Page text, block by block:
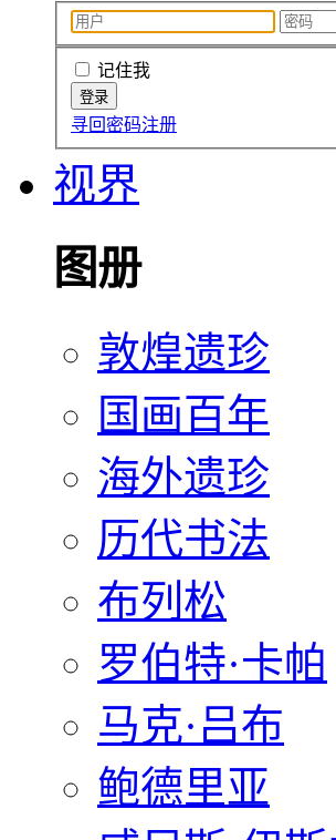
记住我
寻回密码注册
视界
图册
敦煌遗珍
国画百年
海外遗珍
历代书法
布列松
罗伯特·卡帕
马克·吕布
鲍德里亚